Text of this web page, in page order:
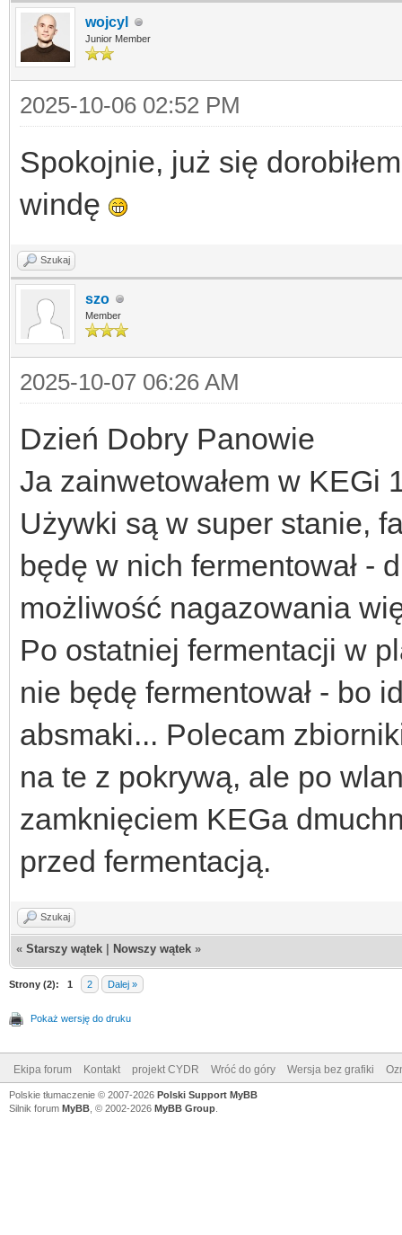
wojcyl
Junior Member
2025-10-06 02:52 PM
Spokojnie, już się
windę
Szukaj
szo
Member
2025-10-07 06:26 AM
Dzień Dobry Panowie
Ja zainwetowałem w KEGi
Używki są w super stanie,
będę w nich fermentował -
możliwość nagazowania
Po ostatniej fermentacji w
nie będę fermentował - bo
absmaki... Polecam
na te z pokrywą, ale po
zamknięciem KEGa
przed fermentacją.
Szukaj
« Starszy wątek Nowszy wątek »
Strony (2): 1 2 Dalej »
Pokaż wersję do druku
Ekipa forum Kontakt projekt CYDR Wróć do góry Wersja bez grafiki
Polskie tłumaczenie © 2007-2026 Polski Support MyBB
Silnik forum MyBB , © 2002-2026 MyBB Group